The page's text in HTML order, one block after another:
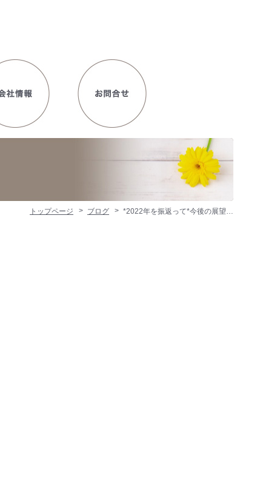
トップページ ブログ *2022年を振返って*今後の展望…